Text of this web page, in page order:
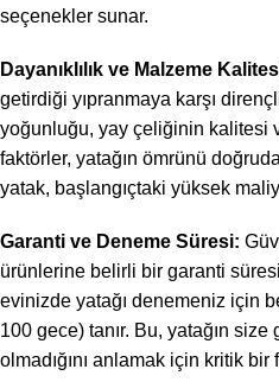
seçenekler sunar.
Dayanıklılık ve Malzeme
getirdiği yıpranmaya karşı
yoğunluğu, yay çeliğinin kalitesi
faktörler, yatağın ömrünü
yatak, başlangıçtaki yüksek
Garanti ve Deneme Süresi:
ürünlerine belirli bir garanti
evinizde yatağı denemeniz için
100 gece) tanır. Bu, yatağın
olmadığını anlamak için kritik bir